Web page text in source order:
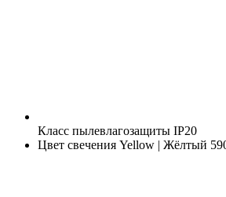
Класс пылевлагозащиты IP20
Цвет свечения Yellow | Жёлтый